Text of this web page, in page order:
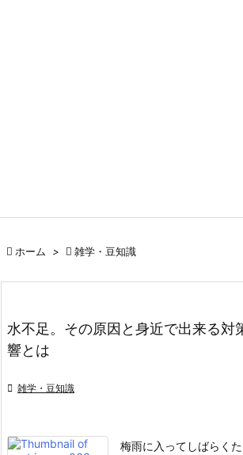
 ホーム >  雑学・豆知識
水不足。その原因と身近で出来る対
響とは
 雑学・豆知識
梅雨に入ってしばらく